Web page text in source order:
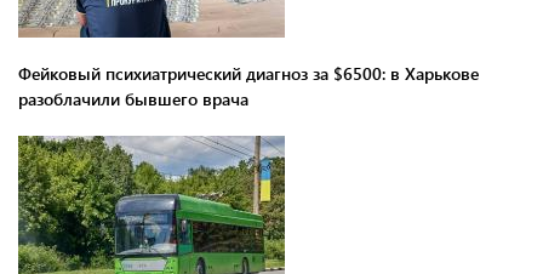
Фейковый психиатрический диагноз за $6500: в Харькове
разоблачили бывшего врача